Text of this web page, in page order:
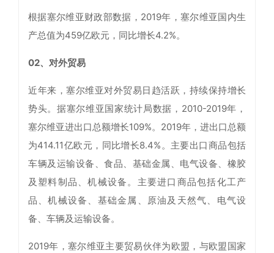
根据塞尔维亚财政部数据，2019年，塞尔维亚国内生
产总值为459亿欧元，同比增长4.2%。
02、对外贸易
近年来，塞尔维亚对外贸易日趋活跃，持续保持增长
势头。据塞尔维亚国家统计局数据，2010-2019年，
塞尔维亚进出口总额增长109%。2019年，进出口总额
为414.11亿欧元，同比增长8.4%。主要出口商品包括
车辆及运输设备、食品、基础金属、电气设备、橡胶
及塑料制品、机械设备。主要进口商品包括化工产
品、机械设备、基础金属、原油及天然气、电气设
备、车辆及运输设备。
2019年，塞尔维亚主要贸易伙伴为欧盟，与欧盟国家